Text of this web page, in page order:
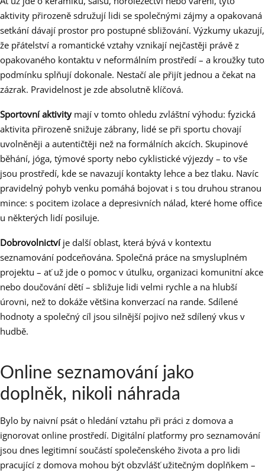
aktivity přirozeně sdružují lidi se společnými zájmy a opakovaná
setkání dávají prostor pro postupné sbližování. Výzkumy ukazují,
že přátelství a romantické vztahy vznikají nejčastěji právě z
opakovaného kontaktu v neformálním prostředí – a kroužky tuto
podmínku splňují dokonale. Nestačí ale přijít jednou a čekat na
zázrak. Pravidelnost je zde absolutně klíčová.
Sportovní aktivitymají v tomto ohledu zvláštní výhodu: fyzická
aktivita přirozeně snižuje zábrany, lidé se při sportu chovají
uvolněněji a autentičtěji než na formálních akcích. Skupinové
běhání, jóga, týmové sporty nebo cyklistické výjezdy – to vše
jsou prostředí, kde se navazují kontakty lehce a bez tlaku. Navíc
pravidelný pohyb venku pomáhá bojovat i s tou druhou stranou
mince: s pocitem izolace a depresivních nálad, které home office
u některých lidí posiluje.
Dobrovolnictvíje další oblast, která bývá v kontextu
seznamování podceňována. Společná práce na smysluplném
projektu – ať už jde o pomoc v útulku, organizaci komunitní akce
nebo doučování dětí – sbližuje lidi velmi rychle a na hlubší
úrovni, než to dokáže většina konverzací na rande. Sdílené
hodnoty a společný cíl jsou silnější pojivo než sdílený vkus v
hudbě.
Online seznamování jako
doplněk, nikoli náhrada
Bylo by naivní psát o hledání vztahu při práci z domova a
ignorovat online prostředí. Digitální platformy pro seznamování
jsou dnes legitimní součástí společenského života a pro lidi
pracující z domova mohou být obzvlášť užitečným doplňkem –